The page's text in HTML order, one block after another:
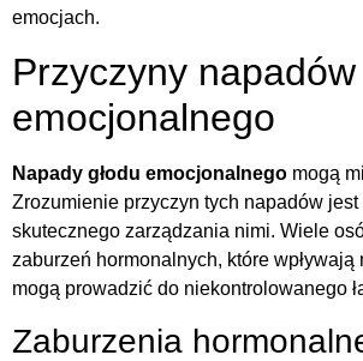
emocjach.
Przyczyny napadów
emocjonalnego
Napady głodu emocjonalnego mogą
Zrozumienie przyczyn tych napadów
skutecznego zarządzania nimi. Wiele
zaburzeń hormonalnych, które wpływają
mogą prowadzić do niekontrolowanego
Zaburzenia